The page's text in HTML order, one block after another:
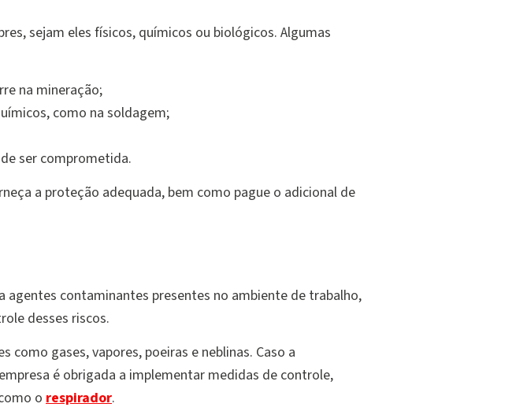
sejam eles físicos, químicos ou biológicos. Algumas
na mineração;
como na soldagem;
ser comprometida.
a proteção adequada, bem como pague o adicional de
agentes contaminantes presentes no ambiente de trabalho,
desses riscos.
como gases, vapores, poeiras e neblinas. Caso a
é obrigada a implementar medidas de controle,
o respirador.